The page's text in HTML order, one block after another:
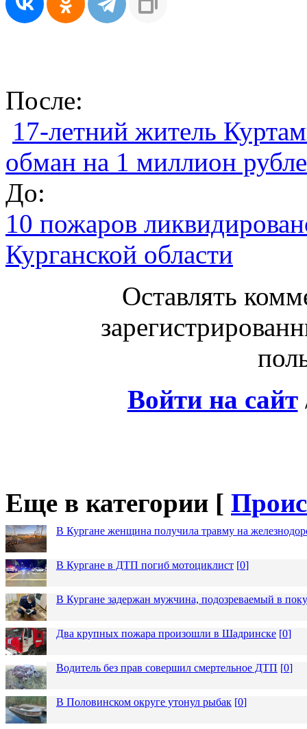
После:
17-летний житель
обман на 1 миллион
До:
10 пожаров
Курганской области
Оставлять
Войти на сайт
Еще в категории [
В Кургане женщина получила травму на
В Кургане в ДТП погиб мотоциклист [0]
В Кургане задержан мужчина, подозреваемый в
Два крупных пожара произошли в Шадринске [0]
Водитель без прав совершил смертельное ДТП [0]
В Половинском округе утонул рыбак [0]